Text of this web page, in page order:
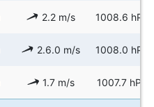
2.2 m/s 1008.6 hPa
2.6.0 m/s 1008.0 hPa
1.7 m/s 1007.7 hPa